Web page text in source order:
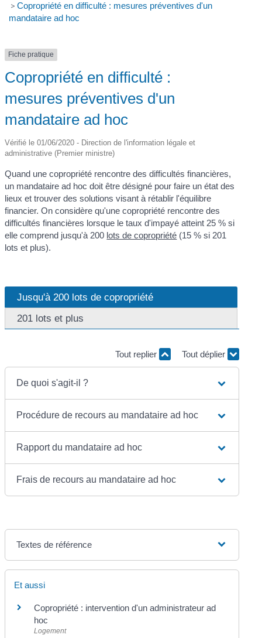
> Copropriété en difficulté : mesures préventives d'un
mandataire ad hoc
Fiche pratique
Copropriété en difficulté :
mesures préventives d'un
mandataire ad hoc
Vérifié le 01/06/2020 - Direction de l'information légale et
administrative (Premier ministre)
Quand une copropriété rencontre des difficultés financières,
un mandataire ad hoc doit être désigné pour faire un état des
lieux et trouver des solutions visant à rétablir l'équilibre
financier. On considère qu'une copropriété rencontre des
difficultés financières lorsque le taux d'impayé atteint 25 % si
elle comprend jusqu'à 200 lots de copropriété (15 % si 201
lots et plus).
Jusqu'à 200 lots de copropriété
201 lots et plus
Tout replier Tout déplier
De quoi s'agit-il ?
Procédure de recours au mandataire ad hoc
Rapport du mandataire ad hoc
Frais de recours au mandataire ad hoc
Textes de référence
Et aussi
Copropriété : intervention d'un administrateur ad
hoc
Logement